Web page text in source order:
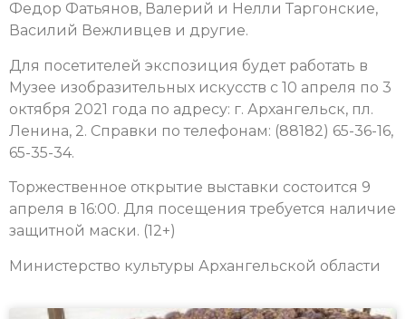
Федор Фатьянов, Валерий и Нелли Таргонские,
Василий Вежливцев и другие.
Для посетителей экспозиция будет работать в
Музее изобразительных искусств с 10 апреля по 3
октября 2021 года по адресу: г. Архангельск, пл.
Ленина, 2. Справки по телефонам: (88182) 65-36-16,
65-35-34.
Торжественное открытие выставки состоится 9
апреля в 16:00. Для посещения требуется наличие
защитной маски. (12+)
Министерство культуры Архангельской области